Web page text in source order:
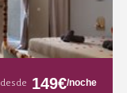
desde 149€/noche